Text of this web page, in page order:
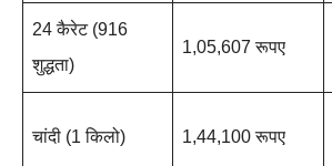
24 कैरेट (916
शुद्धता)
1,05,607 रूपए
चांदी (1 किलो) 1,44,100 रूपए